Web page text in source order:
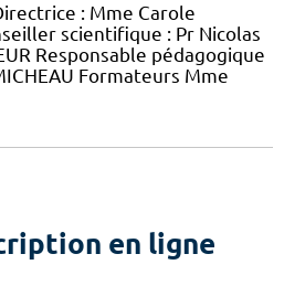
: Mme Carole
scientifique : Pr Nicolas
Responsable pédagogique
Formateurs Mme
en ligne